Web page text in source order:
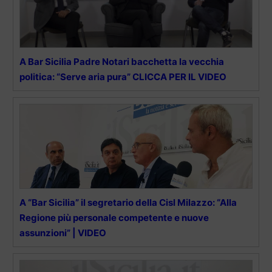
A Bar Sicilia Padre Notari bacchetta la vecchia
politica: “Serve aria pura” CLICCA PER IL VIDEO
A “Bar Sicilia” il segretario della Cisl Milazzo: “Alla
Regione più personale competente e nuove
assunzioni” | VIDEO